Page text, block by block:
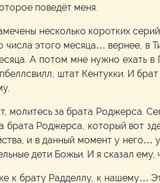
поведёт меня.
несколько коротких
числа этого месяца… вернее, в
А потом мне нужно ехать
штат Кентукки. И
молитесь за брата Роджерса.
брата Роджерса, который вот
и в данный момент у него…
дети Божьи. И я сказал ему,
к брату Радделлу, к нашему…